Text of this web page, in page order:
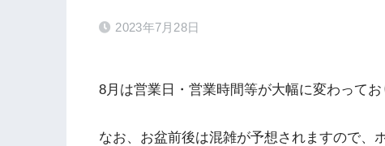
2023年7月28日
8月は営業日・営業時間等が大幅に変わって
なお、お盆前後は混雑が予想されますので、